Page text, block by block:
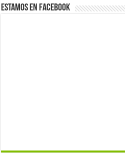
Estamos en Facebook